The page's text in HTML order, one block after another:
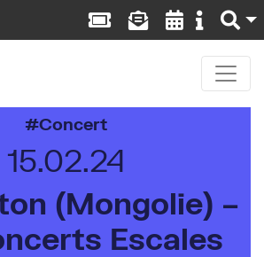
Concert
15.02.24
(Mongolie) –
Escales